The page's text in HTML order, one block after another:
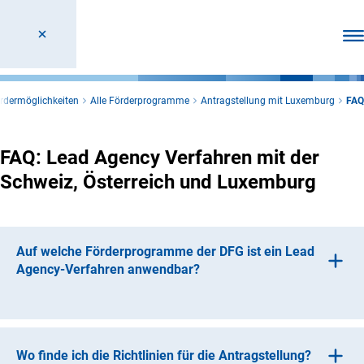
Alle Förderprogramme Antragstellung mit Luxemburg FAQ
FAQ: Lead Agency Verfahren mit der
Schweiz, Österreich und Luxemburg
Auf welche Förderprogramme der DFG ist ein Lead
Agency-Verfahren anwendbar?
Sachbeihilfe 2021 vomWeave Lead Agency-Verfahren
abgelöst.
Wo finde ich die Richtlinien für die Antragstellung?